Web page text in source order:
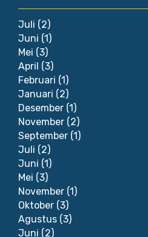
Juli (2)
Juni (1)
Mei (3)
April (3)
Februari (1)
Januari (2)
Desember (1)
November (2)
September (1)
Juli (2)
Juni (1)
Mei (3)
November (1)
Oktober (3)
Agustus (3)
Juni (2)